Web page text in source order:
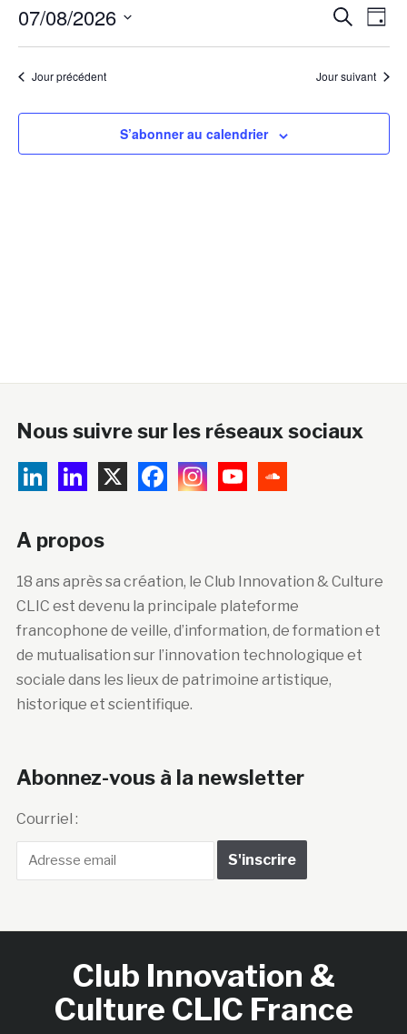
et
de
Jour
07/08/2026
Sélectionnez
uneJour précédent Jour suivant
S’abonner au calendrier
Nous suivre sur les réseaux sociaux
A propos
18 ans après sa création, le Club Innovation & Culture
CLIC est devenu la principale plateforme
francophone de veille, d’information, de formation et
de mutualisation sur l’innovation technologique et
sociale dans les lieux de patrimoine artistique,
historique et scientifique.
Abonnez-vous à la newsletter
Courriel :
Club Innovation &
Culture CLIC France